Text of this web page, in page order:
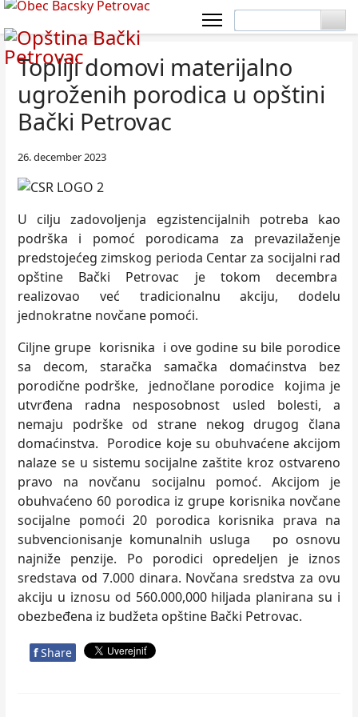
Topliji domovi materijalno
ugroženih porodica u opštini
Bački Petrovac
26. december 2023
U cilјu zadovolјenja egzistencijalnih potreba kao
podrška i pomoć porodicama za prevazilaženje
predstojećeg zimskog perioda Centar za socijalni rad
opštine Bački Petrovac je tokom decembra
realizovao već tradicionalnu akciju, dodelu
jednokratne novčane pomoći.
Cilјne grupe korisnika i ove godine su bile porodice
sa decom, staračka samačka domaćinstva bez
porodične podrške, jednočlane porodice kojima je
utvrđena radna nesposobnost usled bolesti, a
nemaju podrške od strane nekog drugog člana
domaćinstva. Porodice koje su obuhvaćene akcijom
nalaze se u sistemu socijalne zaštite kroz ostvareno
pravo na novčanu socijalnu pomoć. Akcijom je
obuhvaćeno 60 porodica iz grupe korisnika novčane
socijalne pomoći 20 porodica korisnika prava na
subvencionisanje komunalnih usluga po osnovu
najniže penzije. Po porodici opredelјen je iznos
sredstava od 7.000 dinara. Novčana sredstva za ovu
akciju u iznosu od 560.000,000 hilјada planirana su i
obezbeđena iz budžeta opštine Bački Petrovac.
f Share